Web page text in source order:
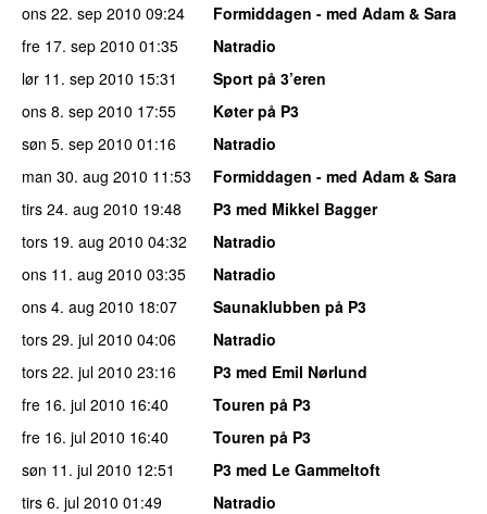
ons 22. sep 2010 09:24
Formiddagen - med Adam & Sara
fre 17. sep 2010 01:35
Natradio
lør 11. sep 2010 15:31
Sport på 3’eren
ons 8. sep 2010 17:55
Køter på P3
søn 5. sep 2010 01:16
Natradio
man 30. aug 2010 11:53
Formiddagen - med Adam & Sara
tirs 24. aug 2010 19:48
P3 med Mikkel Bagger
tors 19. aug 2010 04:32
Natradio
ons 11. aug 2010 03:35
Natradio
ons 4. aug 2010 18:07
Saunaklubben på P3
tors 29. jul 2010 04:06
Natradio
tors 22. jul 2010 23:16
P3 med Emil Nørlund
fre 16. jul 2010 16:40
Touren på P3
fre 16. jul 2010 16:40
Touren på P3
søn 11. jul 2010 12:51
P3 med Le Gammeltoft
tirs 6. jul 2010 01:49
Natradio